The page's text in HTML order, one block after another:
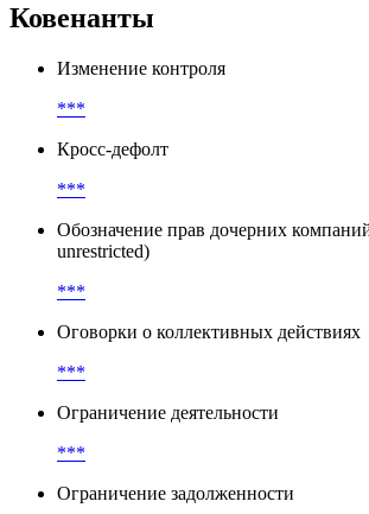
Ковенанты
Изменение контроля
***
Кросс-дефолт
***
Обозначение прав дочерних
unrestricted)
***
Оговорки о коллективных действиях
***
Ограничение деятельности
***
Ограничение задолженности